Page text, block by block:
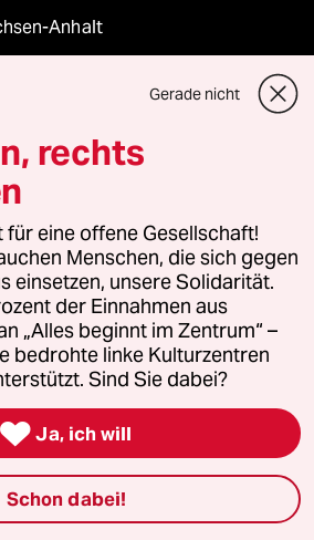
Anhalt
Gerade nicht
rechts
eine offene Gesellschaft!
Menschen, die sich gegen
einsetzen, unsere Solidarität.
der Einnahmen aus
„Alles beginnt im Zentrum“ –
bedrohte linke Kulturzentren
Sind Sie dabei?
 Ja, ich will
Schon dabei!